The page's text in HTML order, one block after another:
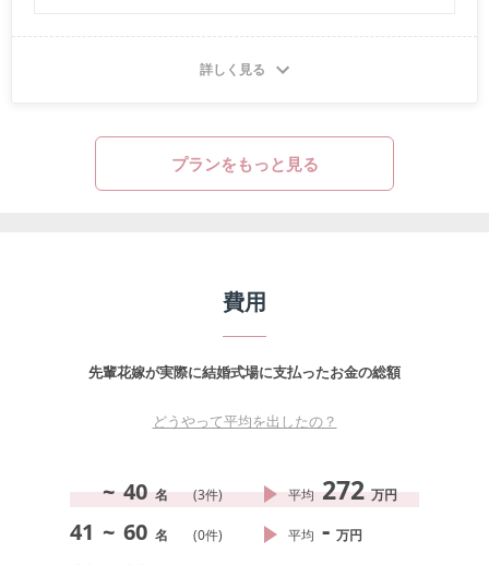
詳しく見る
プランをもっと見る
費用
先輩花嫁が実際に結婚式場に支払ったお金の総額
どうやって平均を出したの？
~ 40 名 (3件) 平均 272 万円
41 ~ 60 名 (0件) 平均 - 万円